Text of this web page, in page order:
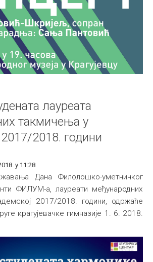
лауреата
такмичења у
2018. години
у 11:28
Дана Филолошко-уметничког
ФИЛУМ-а, лауреати међународних
2017/2018. години, одржаће
крагујевачке гимназије 1. 6. 2018.